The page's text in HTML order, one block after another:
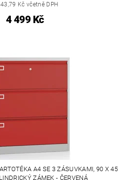
Kč včetně DPH
4 499 Kč
A4 SE 3 ZÁSUVKAMI, 90 X 45
ZÁMEK - ČERVENÁ